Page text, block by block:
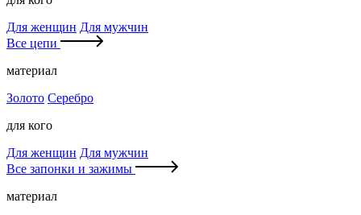
Для женщин Для мужчин
Все цепи
материал
Золото Серебро
для кого
Для женщин Для мужчин
Все запонки и зажимы
материал